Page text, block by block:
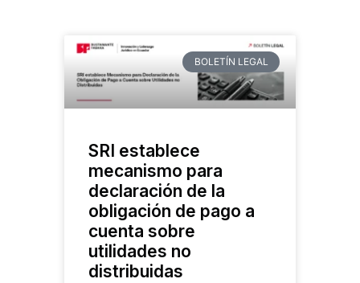
BOLETÍN LEGAL
SRI establece
mecanismo para
declaración de la
obligación de pago a
cuenta sobre
utilidades no
distribuidas